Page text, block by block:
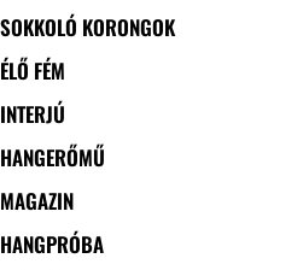
SOKKOLÓ KORONGOK
ÉLŐ FÉM
INTERJÚ
HANGERŐMŰ
MAGAZIN
HANGPRÓBA